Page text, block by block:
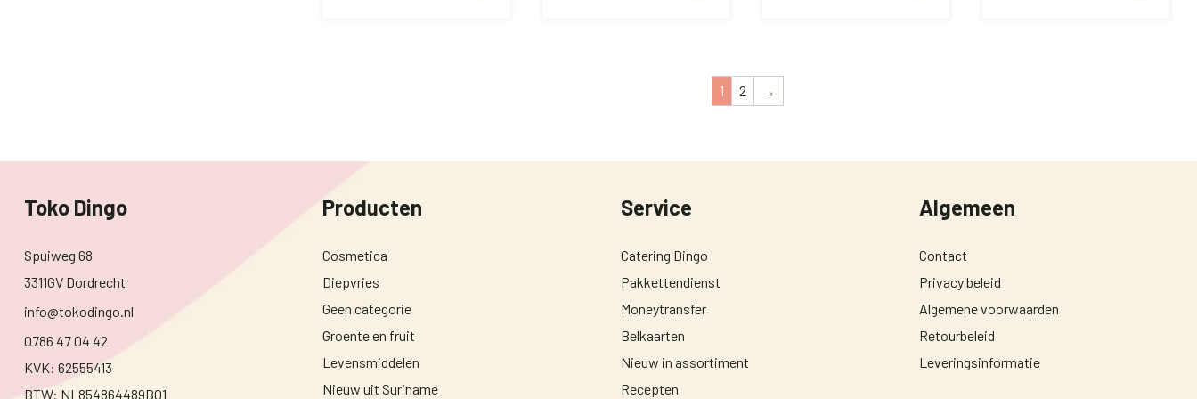
1 2 →
Toko Dingo
Spuiweg 68
3311GV Dordrecht
info@tokodingo.nl
0786 47 04 42
KVK: 62555413
BTW: NL854864489B01
Producten
Cosmetica
Diepvries
Geen categorie
Groente en fruit
Levensmiddelen
Nieuw uit Suriname
Service
Catering Dingo
Pakkettendienst
Moneytransfer
Belkaarten
Nieuw in assortiment
Recepten
Algemeen
Contact
Privacy beleid
Algemene voorwaarden
Retourbeleid
Leveringsinformatie